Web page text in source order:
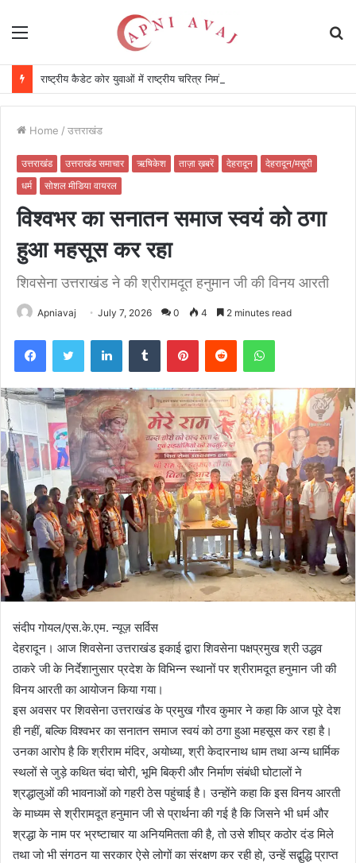
Home / उत्तराखंड
उत्तराखंड उत्तराखंड समाचार ऋषिकेश ताज़ा ख़बरें देहरादून
देहरादून/मसूरी
धर्म
सोशल मीडिया वायरल
विश्वभर का सनातन समाज स्वयं को ठगा
हुआ महसूस कर रहा
शिवसेना उत्तराखंड ने की श्रीरामदूत हनुमान जी की विनय आरती
Apniavaj July 7, 2026 0 4 2 minutes read
संदीप गोयल/एस.के.एम. न्यूज़ सर्विस
देहरादून। आज शिवसेना उत्तराखंड इकाई द्वारा शिवसेना पक्षप्रमुख श्री उद्धव
ठाकरे जी के निर्देशानुसार प्रदेश के विभिन्न स्थानों पर श्रीरामदूत हनुमान जी की
विनय आरती का आयोजन किया गया।
इस अवसर पर शिवसेना उत्तराखंड के प्रमुख गौरव कुमार ने कहा कि आज पूरे देश
ही नहीं, बल्कि विश्वभर का सनातन समाज स्वयं को ठगा हुआ महसूस कर रहा है।
उनका आरोप है कि श्रीराम मंदिर, अयोध्या, श्री केदारनाथ धाम तथा अन्य धार्मिक
स्थलों से जुड़े कथित चंदा चोरी, भूमि बिक्री और निर्माण संबंधी घोटालों ने
श्रद्धालुओं की भावनाओं को गहरी ठेस पहुंचाई है। उन्होंने कहा कि इस विनय आरती
के माध्यम से श्रीरामदूत हनुमान जी से प्रार्थना की गई है कि जिसने भी धर्म और
श्रद्धा के नाम पर भ्रष्टाचार या अनियमितता की है, तो उसे शीघ्र कठोर दंड मिले
तथा जो भी संगठन या सरकार ऐसे लोगों का संरक्षण कर रही हो, उन्हें सद्बुद्धि प्राप्त